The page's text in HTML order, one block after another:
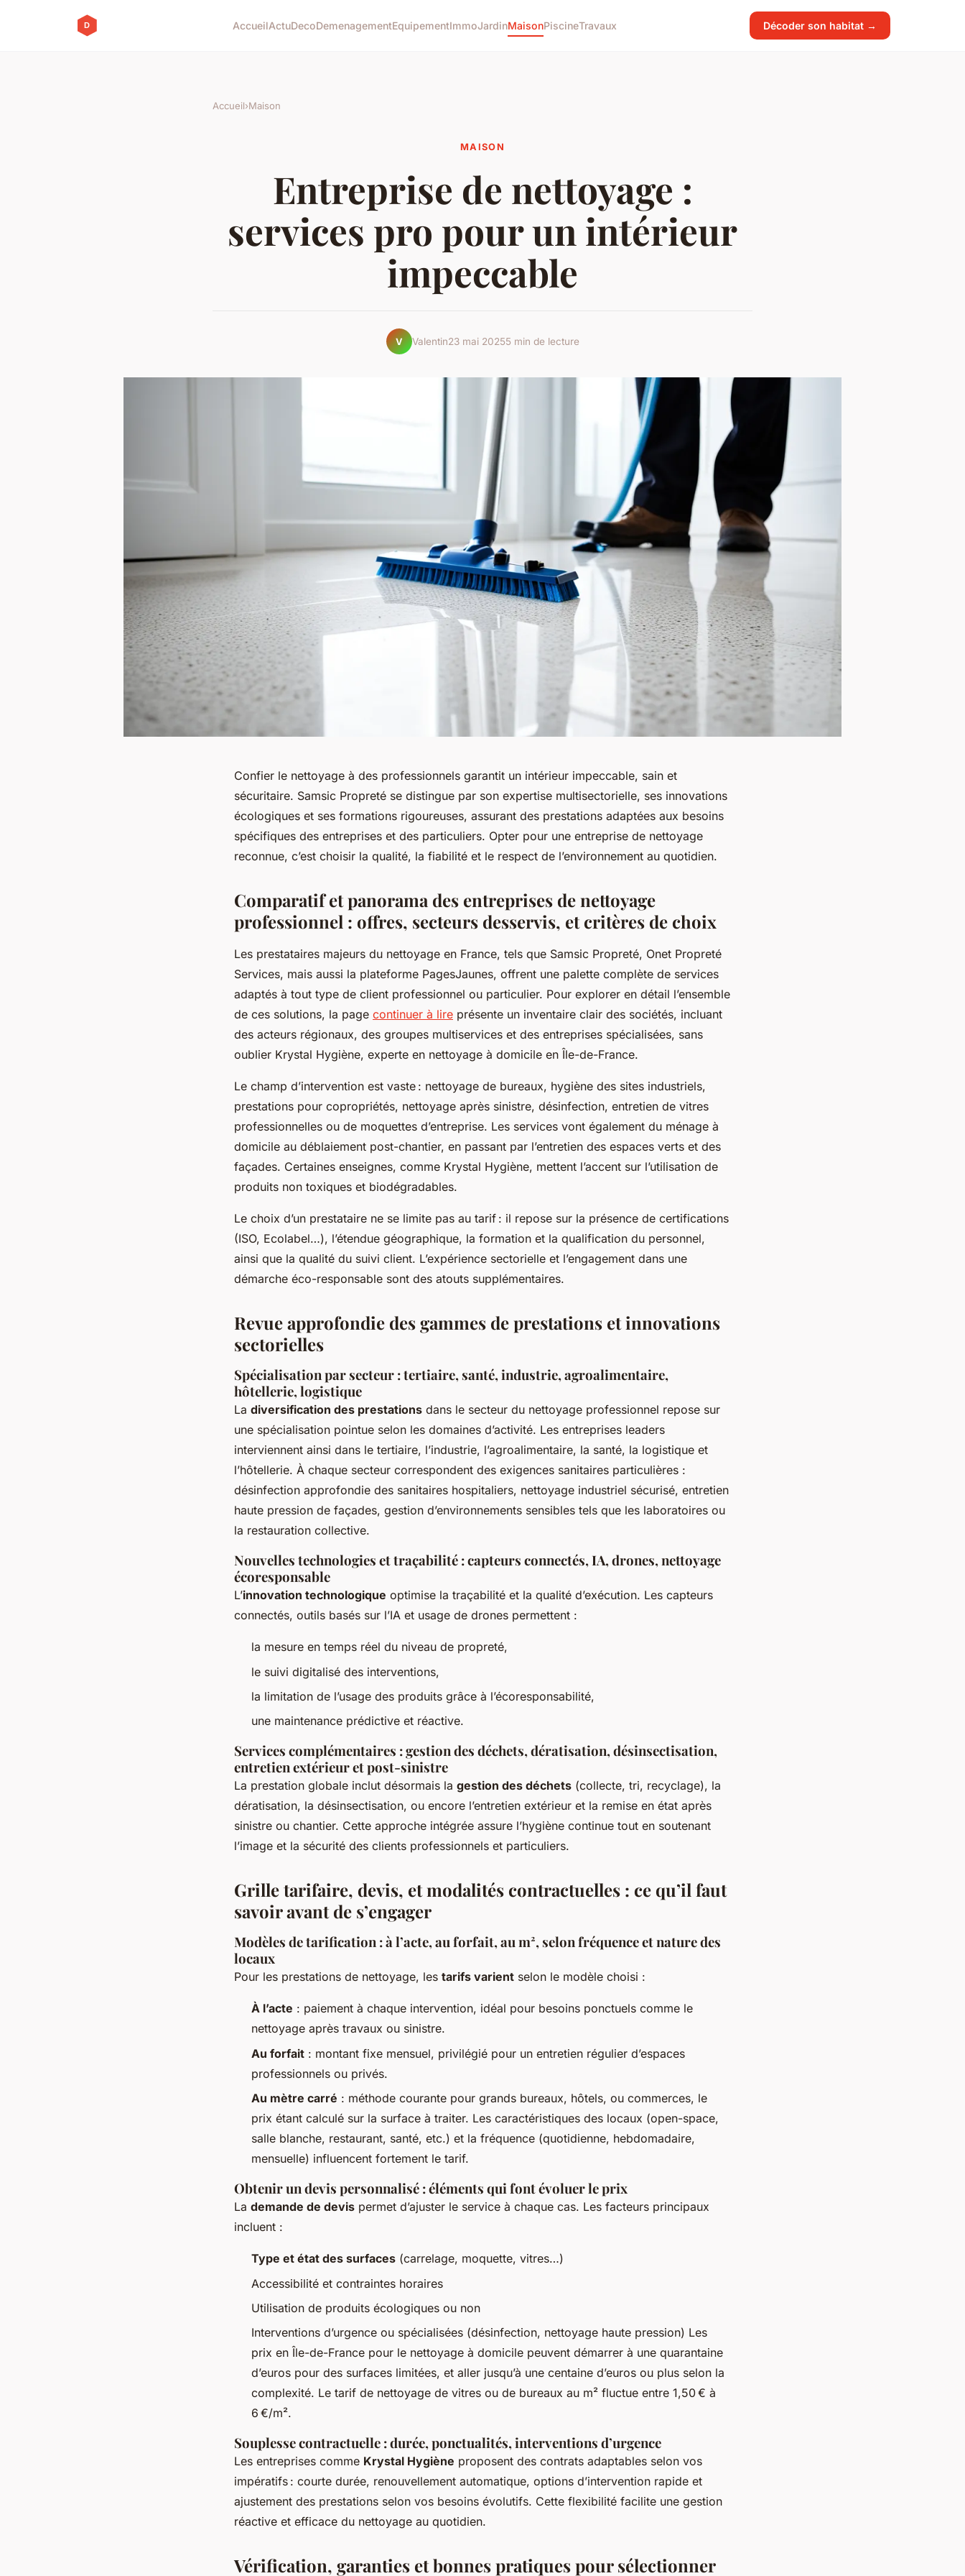
AccueilActuDecoDemenagementEquipementImmoJardinMaisonPiscineTravaux Décoder son habitat →
Accueil›Maison
MAISON
Entreprise de nettoyage :
services pro pour un intérieur
impeccable
V Valentin23 mai 20255 min de lecture
Confier le nettoyage à des professionnels garantit un intérieur impeccable, sain et
sécuritaire. Samsic Propreté se distingue par son expertise multisectorielle, ses innovations
écologiques et ses formations rigoureuses, assurant des prestations adaptées aux besoins
spécifiques des entreprises et des particuliers. Opter pour une entreprise de nettoyage
reconnue, c’est choisir la qualité, la fiabilité et le respect de l’environnement au quotidien.
Comparatif et panorama des entreprises de nettoyage
professionnel : offres, secteurs desservis, et critères de choix
Les prestataires majeurs du nettoyage en France, tels que Samsic Propreté, Onet Propreté
Services, mais aussi la plateforme PagesJaunes, offrent une palette complète de services
adaptés à tout type de client professionnel ou particulier. Pour explorer en détail l’ensemble
de ces solutions, la page continuer à lire présente un inventaire clair des sociétés, incluant
des acteurs régionaux, des groupes multiservices et des entreprises spécialisées, sans
oublier Krystal Hygiène, experte en nettoyage à domicile en Île-de-France.
Le champ d’intervention est vaste : nettoyage de bureaux, hygiène des sites industriels,
prestations pour copropriétés, nettoyage après sinistre, désinfection, entretien de vitres
professionnelles ou de moquettes d’entreprise. Les services vont également du ménage à
domicile au déblaiement post-chantier, en passant par l’entretien des espaces verts et des
façades. Certaines enseignes, comme Krystal Hygiène, mettent l’accent sur l’utilisation de
produits non toxiques et biodégradables.
Le choix d’un prestataire ne se limite pas au tarif : il repose sur la présence de certifications
(ISO, Ecolabel…), l’étendue géographique, la formation et la qualification du personnel,
ainsi que la qualité du suivi client. L’expérience sectorielle et l’engagement dans une
démarche éco-responsable sont des atouts supplémentaires.
Revue approfondie des gammes de prestations et innovations
sectorielles
Spécialisation par secteur : tertiaire, santé, industrie, agroalimentaire,
hôtellerie, logistique
La diversification des prestations dans le secteur du nettoyage professionnel repose sur
une spécialisation pointue selon les domaines d’activité. Les entreprises leaders
interviennent ainsi dans le tertiaire, l’industrie, l’agroalimentaire, la santé, la logistique et
l’hôtellerie. À chaque secteur correspondent des exigences sanitaires particulières :
désinfection approfondie des sanitaires hospitaliers, nettoyage industriel sécurisé, entretien
haute pression de façades, gestion d’environnements sensibles tels que les laboratoires ou
la restauration collective.
Nouvelles technologies et traçabilité : capteurs connectés, IA, drones, nettoyage
écoresponsable
L’innovation technologique optimise la traçabilité et la qualité d’exécution. Les capteurs
connectés, outils basés sur l’IA et usage de drones permettent :
la mesure en temps réel du niveau de propreté,
le suivi digitalisé des interventions,
la limitation de l’usage des produits grâce à l’écoresponsabilité,
une maintenance prédictive et réactive.
Services complémentaires : gestion des déchets, dératisation, désinsectisation,
entretien extérieur et post-sinistre
La prestation globale inclut désormais la gestion des déchets (collecte, tri, recyclage), la
dératisation, la désinsectisation, ou encore l’entretien extérieur et la remise en état après
sinistre ou chantier. Cette approche intégrée assure l’hygiène continue tout en soutenant
l’image et la sécurité des clients professionnels et particuliers.
Grille tarifaire, devis, et modalités contractuelles : ce qu’il faut
savoir avant de s’engager
Modèles de tarification : à l’acte, au forfait, au m², selon fréquence et nature des
locaux
Pour les prestations de nettoyage, les tarifs varient selon le modèle choisi :
À l’acte : paiement à chaque intervention, idéal pour besoins ponctuels comme le
nettoyage après travaux ou sinistre.
Au forfait : montant fixe mensuel, privilégié pour un entretien régulier d’espaces
professionnels ou privés.
Au mètre carré : méthode courante pour grands bureaux, hôtels, ou commerces, le
prix étant calculé sur la surface à traiter. Les caractéristiques des locaux (open-space,
salle blanche, restaurant, santé, etc.) et la fréquence (quotidienne, hebdomadaire,
mensuelle) influencent fortement le tarif.
Obtenir un devis personnalisé : éléments qui font évoluer le prix
La demande de devis permet d’ajuster le service à chaque cas. Les facteurs principaux
incluent :
Type et état des surfaces (carrelage, moquette, vitres…)
Accessibilité et contraintes horaires
Utilisation de produits écologiques ou non
Interventions d’urgence ou spécialisées (désinfection, nettoyage haute pression) Les
prix en Île-de-France pour le nettoyage à domicile peuvent démarrer à une quarantaine
d’euros pour des surfaces limitées, et aller jusqu’à une centaine d’euros ou plus selon la
complexité. Le tarif de nettoyage de vitres ou de bureaux au m² fluctue entre 1,50 € à
6 €/m².
Souplesse contractuelle : durée, ponctualités, interventions d’urgence
Les entreprises comme Krystal Hygiène proposent des contrats adaptables selon vos
impératifs : courte durée, renouvellement automatique, options d’intervention rapide et
ajustement des prestations selon vos besoins évolutifs. Cette flexibilité facilite une gestion
réactive et efficace du nettoyage au quotidien.
Vérification, garanties et bonnes pratiques pour sélectionner